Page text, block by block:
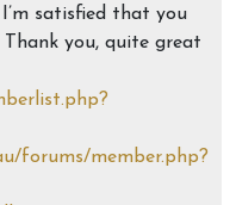
satisfied that you
you, quite great
forums/member.php?